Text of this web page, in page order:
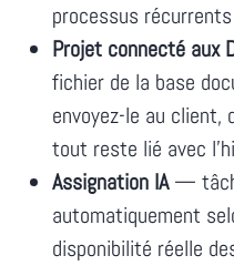
processus récurrents
Projet connecté aux
fichier de la base
envoyez-le au
tout reste lié avec
Assignation IA—
automatiquement
disponibilité réelle